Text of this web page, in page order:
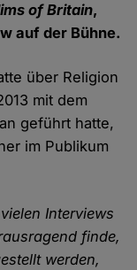
of Britain,
auf der Bühne.
über Religion
mit dem
geführt hatte,
im Publikum
Interviews
finde,
werden,